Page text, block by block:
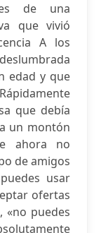
de una
que vivió
A los
edad y que
que debía
un montón
ahora no
de amigos
usar
ofertas
«no puedes